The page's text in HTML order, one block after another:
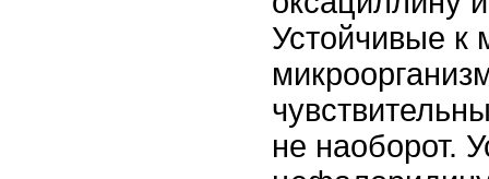
Устойчивые к
не наоборот.